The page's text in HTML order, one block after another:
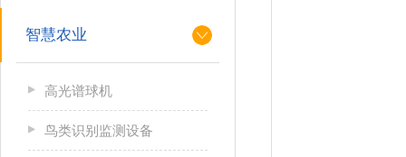
智慧农业
高光谱球机
鸟类识别监测设备